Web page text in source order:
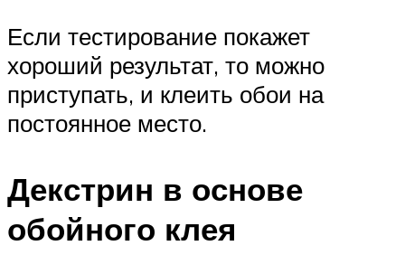
Если тестирование покажет
хороший результат, то можно
приступать, и клеить обои на
постоянное место.
Декстрин в основе
обойного клея